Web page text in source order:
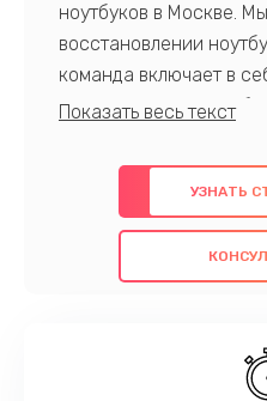
ноутбуков в Москве.
восстановлении
команда включает в
профессионалов с
предлагаем быстрый и
использованием
также гарантируем
проведенных работ.
наилучшим образом.
УЗНАТЬ